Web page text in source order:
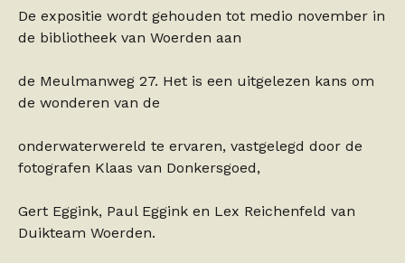
De expositie wordt gehouden tot medio november in
de bibliotheek van Woerden aan
de Meulmanweg 27. Het is een uitgelezen kans om
de wonderen van de
onderwaterwereld te ervaren, vastgelegd door de
fotografen Klaas van Donkersgoed,
Gert Eggink, Paul Eggink en Lex Reichenfeld van
Duikteam Woerden.